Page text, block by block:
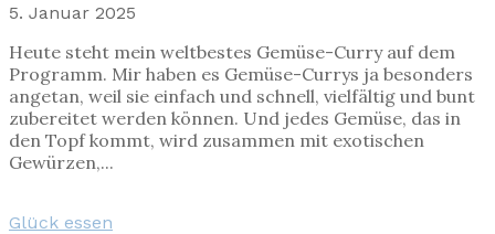
5. Januar 2025
Heute steht mein weltbestes Gemüse-Curry auf dem
Programm. Mir haben es Gemüse-Currys ja besonders
angetan, weil sie einfach und schnell, vielfältig und bunt
zubereitet werden können. Und jedes Gemüse, das in
den Topf kommt, wird zusammen mit exotischen
Gewürzen,...
Glück essen